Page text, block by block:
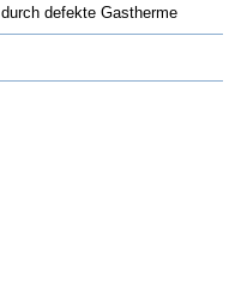
defekte Gastherme